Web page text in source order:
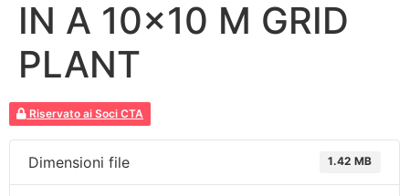
IN A 10×10 M GRID
PLANT
Riservato ai Soci CTA
Dimensioni file 1.42 MB